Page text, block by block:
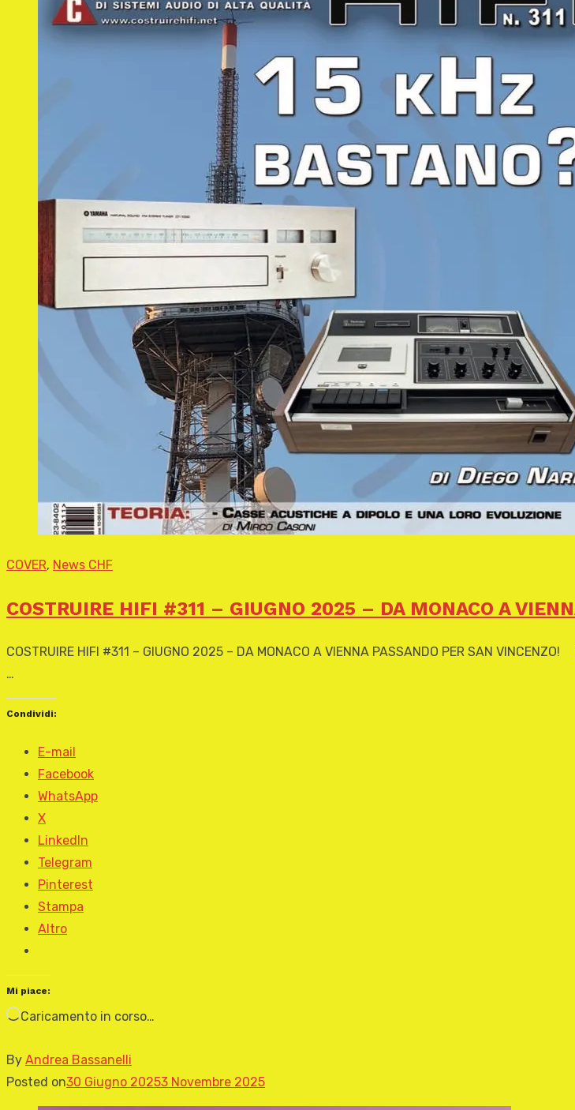
COVER, News CHF
COSTRUIRE HIFI #311 – GIUGNO 2025 – DA MONACO A
COSTRUIRE HIFI #311 – GIUGNO 2025 – DA MONACO A VIENNA PASSANDO PER SAN
…
Condividi:
E-mail
Facebook
WhatsApp
X
LinkedIn
Telegram
Pinterest
Stampa
Altro
Mi piace:
Caricamento in corso…
By Andrea Bassanelli
Posted on30 Giugno 20253 Novembre 2025